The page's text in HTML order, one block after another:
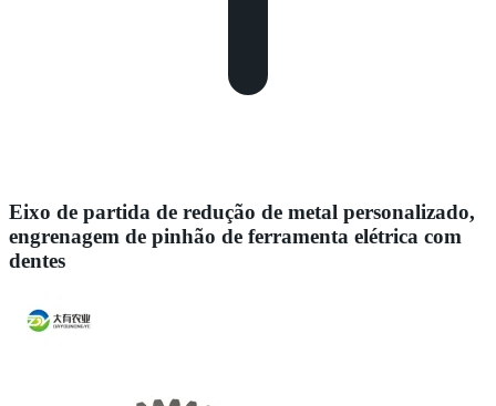
Eixo de partida de redução de metal personalizado,
engrenagem de pinhão de ferramenta elétrica com
dentes